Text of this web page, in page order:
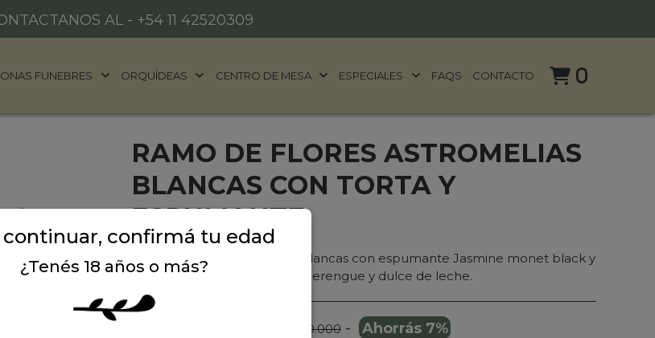
AL - +54 11 42520309
FUNEBRES ORQUÍDEAS CENTRO DE MESA ESPECIALES FAQS CONTACTO 0
RAMO DE FLORES ASTROMELIAS
BLANCAS CON TORTA Y
ESPUMANTE
Ramo de flores astromelias blancas con espumante Jasmine monet black y
torta con base de brownie, merengue y dulce de leche.
$ 160.000 - Ahorrás 7%
continuar, confirmá tu edad
¿Tenés 18 años o más?